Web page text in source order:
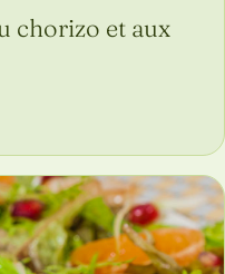
chorizo et aux